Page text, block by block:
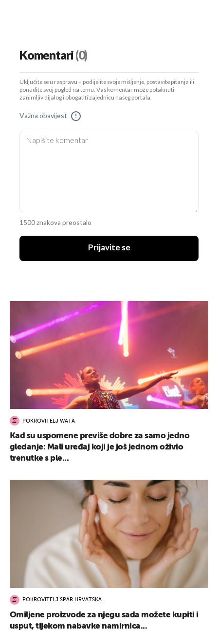
Komentari(0)
Uključite se u raspravu – podijelite svoje mišljenje, postavite pitanja ili
ponudite svoj pogled na temu. Vaš komentar može potaknuti
zanimljiv dijalog i obogatiti zajednicu našeg portala.
Važna obavijest !
1500 znakova preostalo
Prijavite se
POKROVITELJ WATA
Kad su uspomene previše dobre za samo jedno
gledanje: Mali uređaj koji je još jednom oživio
trenutke s ple...
POKROVITELJ SPAR HRVATSKA
Omiljene proizvode za njegu sada možete kupiti i
usput, tijekom nabavke namirnica...